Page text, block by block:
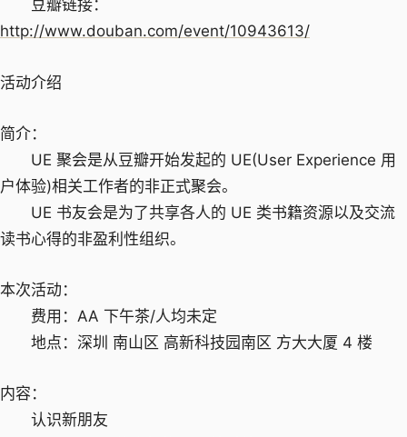
豆瓣链接：
http://www.douban.com/event/10943613/
活动介绍
简介：
UE 聚会是从豆瓣开始发起的 UE(User Experience 用
户体验)相关工作者的非正式聚会。
UE 书友会是为了共享各人的 UE 类书籍资源以及交流
读书心得的非盈利性组织。
本次活动：
费用：AA 下午茶/人均未定
地点：深圳 南山区 高新科技园南区 方大大厦 4 楼
内容：
认识新朋友